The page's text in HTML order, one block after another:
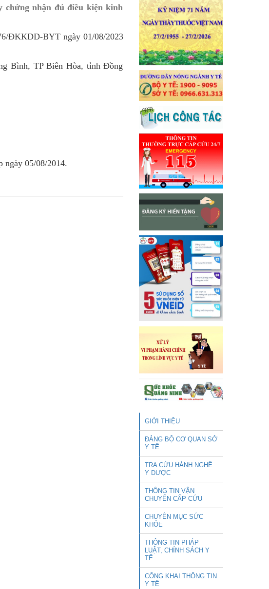
tạng
chứng nhận đủ điều kiện kinh
ĐKKDD-BYT ngày 01/08/2023
Bình, TP Biên Hòa, tỉnh Đồng
ngày 05/08/2014.
GIỚI THIỆU
ĐẢNG BỘ CƠ QUAN SỞ
Y TẾ
TRA CỨU HÀNH NGHỀ
Y DƯỢC
THÔNG TIN VẬN
CHUYỂN CẤP CỨU
CHUYÊN MỤC SỨC
KHỎE
THÔNG TIN PHÁP
LUẬT, CHÍNH SÁCH Y
TẾ
CÔNG KHAI THÔNG TIN
Y TẾ